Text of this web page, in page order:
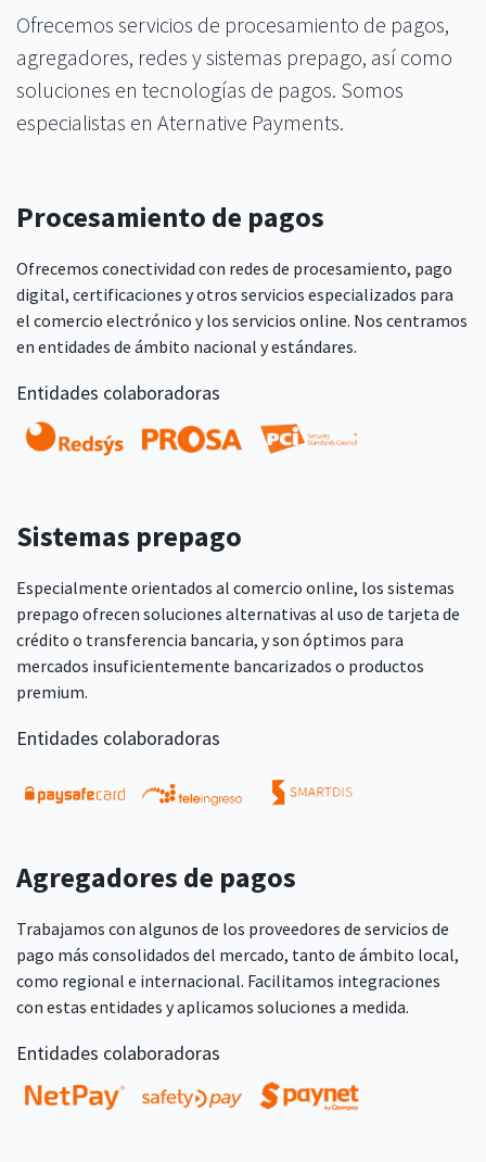
Ofrecemos servicios de procesamiento de pagos,
agregadores, redes y sistemas prepago, así como
soluciones en tecnologías de pagos. Somos
especialistas en Aternative Payments.
Procesamiento de pagos
Ofrecemos conectividad con redes de procesamiento, pago
digital, certificaciones y otros servicios especializados para
el comercio electrónico y los servicios online. Nos centramos
en entidades de ámbito nacional y estándares.
Entidades colaboradoras
Sistemas prepago
Especialmente orientados al comercio online, los sistemas
prepago ofrecen soluciones alternativas al uso de tarjeta de
crédito o transferencia bancaria, y son óptimos para
mercados insuficientemente bancarizados o productos
premium.
Entidades colaboradoras
Agregadores de pagos
Trabajamos con algunos de los proveedores de servicios de
pago más consolidados del mercado, tanto de ámbito local,
como regional e internacional. Facilitamos integraciones
con estas entidades y aplicamos soluciones a medida.
Entidades colaboradoras